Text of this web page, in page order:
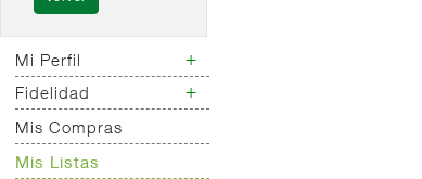
Mi Perfil +
Mis Datos
Personales
Mis Direcciones
Mi Tienda Favorita
Fidelidad +
Mis Tarjetas
Mis Tarjetas
Regalo
Mis Compras
Mis Listas